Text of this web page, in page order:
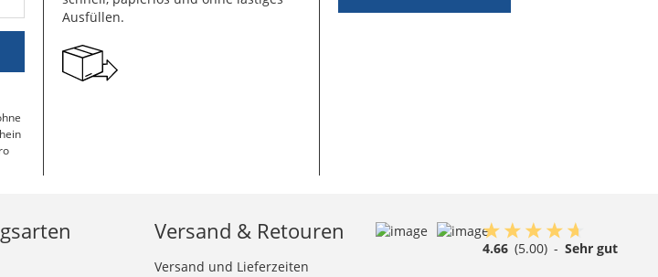
Ausfüllen.
Versand & Retouren
Versand und Lieferzeiten
4.66 (5.00) - Sehr gut